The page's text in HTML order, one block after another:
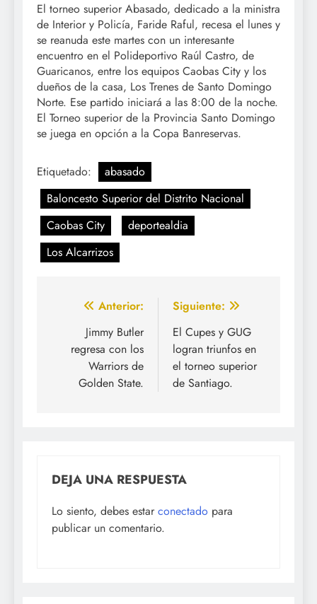
El torneo superior Abasado, dedicado a la ministra
de Interior y Policía, Faride Raful, recesa el lunes y
se reanuda este martes con un interesante
encuentro en el Polideportivo Raúl Castro, de
Guaricanos, entre los equipos Caobas City y los
dueños de la casa, Los Trenes de Santo Domingo
Norte. Ese partido iniciará a las 8:00 de la noche.
El Torneo superior de la Provincia Santo Domingo
se juega en opción a la Copa Banreservas.
Etiquetado:
abasado
Baloncesto Superior del Distrito Nacional
Caobas City
deportealdia
Los Alcarrizos
Navegación
entradas
Anterior:
Jimmy Butler
regresa con los
Warriors de
Golden State.
Siguiente:
El Cupes y GUG
logran triunfos en
el torneo superior
de Santiago.
DEJA UNA RESPUESTA
Lo siento, debes estar conectado para
publicar un comentario.